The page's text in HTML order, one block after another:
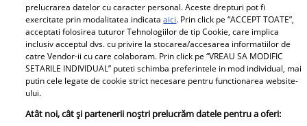
rezistat. La 6 luni de la
despărțirea de Octavian Ene, uite
cum a răspuns Daniela Nane la
o întrebare incomodă! ȘAH MAT!
prelucrarea datelor cu caracter personal. Aceste drepturi pot fi
exercitate prin modalitatea indicataaici. Prin click pe “ACCEPT TOATE”,
acceptati folosirea tuturor Tehnologiilor de tip Cookie, care implica
inclusiv acceptul dvs. cu privire la stocarea/accesarea informatiilor de
catre Vendor-ii cu care colaboram. Prin click pe “VREAU SA MODIFIC
SETARILE INDIVIDUAL” puteti schimba preferintele in mod individual, mai
putin cele legate de cookie strict necesare pentru functionarea website-
ului.
Atât noi, cât și partenerii noștri prelucrăm datele pentru a oferi: